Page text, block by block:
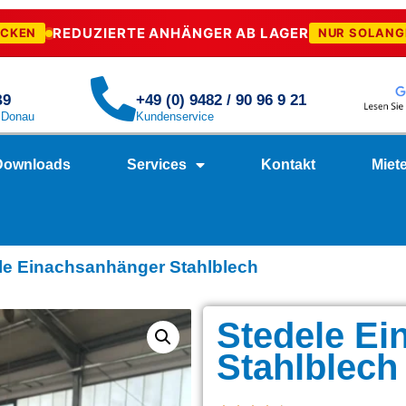
REDUZIERTE ANHÄNGER AB LAGER NUR
+49 (0) 9482 / 90 96 9 21
Kundenservice
Services Kontakt
Einachsanhänger Stahlblech
Stedele
Stahlblech